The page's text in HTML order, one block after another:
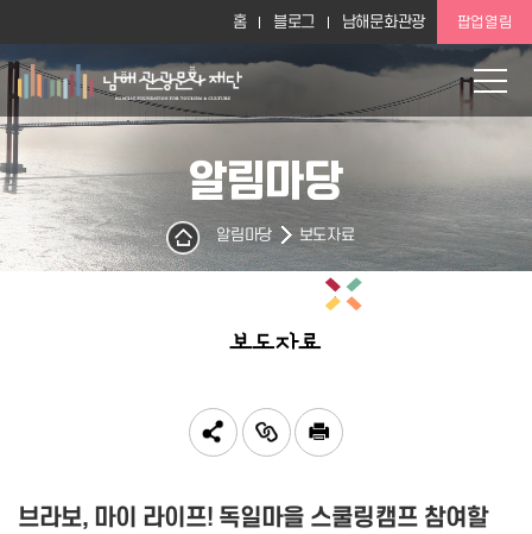
홈 블로그 남해문화관광 팝업열림
알림마당
알림마당 보도자료
보도자료
브라보, 마이 라이프! 독일마을 스쿨링캠프 참여할